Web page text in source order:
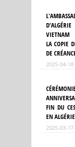
VIETNAM
LA COPIE
DE
2025-04-18
FIN DU
EN ALGÉRIE
2025-03-17